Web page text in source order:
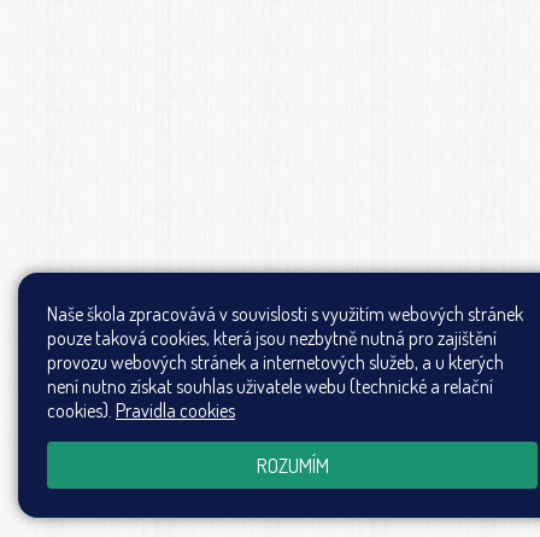
Naše škola zpracovává v souvislosti s využitím webových stránek
pouze taková cookies, která jsou nezbytně nutná pro zajištění
provozu webových stránek a internetových služeb, a u kterých
není nutno získat souhlas uživatele webu (technické a relační
cookies). Pravidla cookies
ROZUMÍM